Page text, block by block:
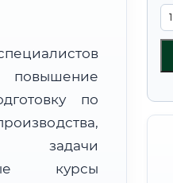
по
задачи
курсы